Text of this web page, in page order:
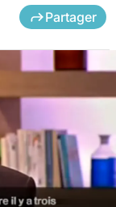
Partager